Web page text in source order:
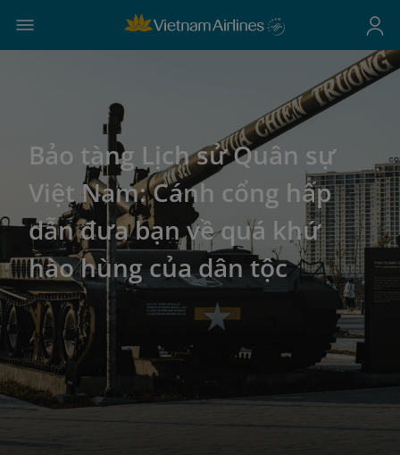
Bảo tàng Lịch sử Quân sự
Việt Nam: Cánh cổng hấp
dẫn đưa bạn về quá khứ
hào hùng của dân tộc